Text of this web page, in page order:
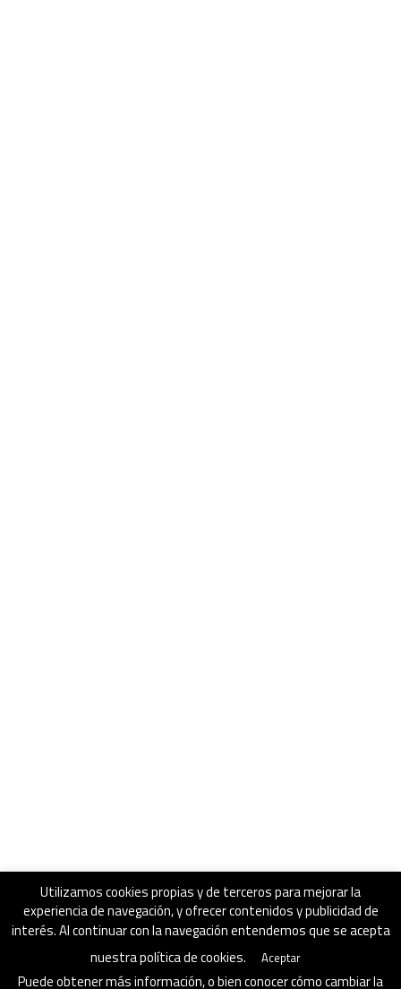
Utilizamos cookies propias y de terceros para mejorar la
experiencia de navegación, y ofrecer contenidos y publicidad de
interés. Al continuar con la navegación entendemos que se acepta
nuestra política de cookies.
Aceptar
Puede obtener más información, o bien conocer cómo cambiar la